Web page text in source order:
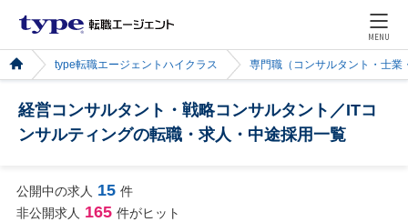
MENU
type転職エージェントハイクラス 専門職（コンサルタント・士業
経営コンサルタント・戦略コンサルタント／ITコ
ンサルティングの転職・求人・中途採用一覧
公開中の求人 15 件
非公開求人 165 件がヒット